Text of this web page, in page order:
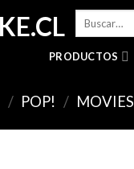
Buscar
PRODUCTOS
/ POP! / MOVIES